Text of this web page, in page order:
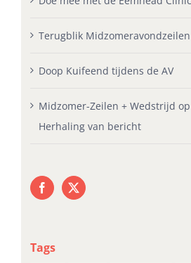
Terugblik
Doop Kuifeend tijdens de AV
Midzomer-Zeilen + Wedstrijd
Herhaling van bericht
Tags